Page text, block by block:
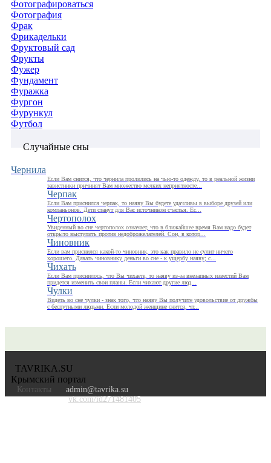
Фотографироваться
Фотография
Фрак
Фрикадельки
Фруктовый сад
Фрукты
Фужер
Фундамент
Фуражка
Фургон
Фурункул
Футбол
Случайные сны
Чернила
Если Вам снится, что чернила пролились на чью-то одежду, то в реальной жизни
завистники причинят Вам множество мелких неприятносте...
Черпак
Если Вам приснился черпак, то наяву Вы будете удачливы в выборе друзей или
компаньонов. Дети станут для Вас источником счастья. Ес...
Чертополох
Увиденный во сне чертополох означает, что в ближайшее время Вам надо будет
открыто выступить против недоброжелателей. Сон, в котор...
Чиновник
Если вам приснился какой-то чиновник, это как правило не сулит ничего
хорошего. Давать чиновнику деньги во сне - к ущербу наяву; с...
Чихать
Если Вам приснилось, что Вы чихаете, то наяву из-за внезапных известий Вам
придется изменить свои планы. Если чихают другие люд...
Чулки
Видеть во сне чулки - знак того, что наяву Вы получите удовольствие от дружбы
с беспутными людьми. Если молодой женщине снится, чт...
TAVRIKA.SU
Крымский портал
Контакты
admin@tavrika.su
vk.com/id271481405